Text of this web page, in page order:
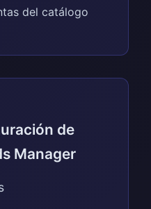
del catálogo
de
Manager